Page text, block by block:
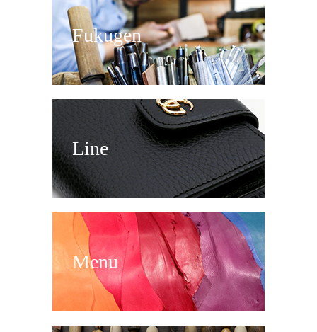
Fukugen
Line
Menu